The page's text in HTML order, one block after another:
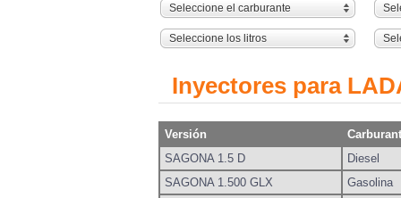
Seleccione el carburante
Seleccione los litros
Inyectores para
Versión
SAGONA 1.5 D
Diesel
SAGONA 1.500 GLX
Gasolina